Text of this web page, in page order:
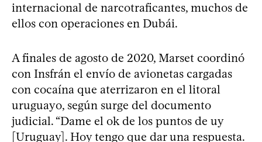
internacional de narcotraficantes, muchos de
ellos con operaciones en Dubái.
A finales de agosto de 2020, Marset coordinó
con Insfrán el envío de avionetas cargadas
con cocaína que aterrizaron en el litoral
uruguayo, según surge del documento
judicial. “Dame el ok de los puntos de uy
[Uruguay]. Hoy tengo que dar una respuesta.